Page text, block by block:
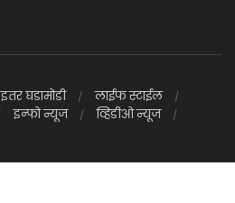
इतर घडामोडी
लाईफ स्टाईल
इन्फो न्यूज
व्हिडीओ न्यूज